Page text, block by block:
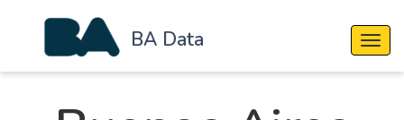
BA Data